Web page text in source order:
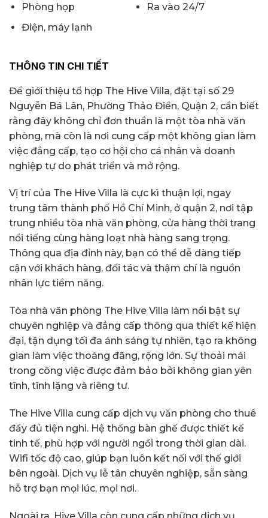
Phòng họp
Ra vào 24/7
Điện, máy lạnh
THÔNG TIN CHI TIẾT
Để giới thiệu tổ hợp The Hive Villa, đặt tại số 29
Nguyễn Bá Lân, Phường Thảo Điền, Quận 2, cần biết
rằng đây không chỉ đơn thuần là một tòa nhà văn
phòng, mà còn là nơi cung cấp một không gian làm
việc đẳng cấp, tạo cơ hội cho cá nhân và doanh
nghiệp tự do phát triển và mở rộng.
Vị trí của The Hive Villa là cực kì thuận lợi, ngay
trung tâm thành phố Hồ Chí Minh, ở quận 2, nơi tập
trung nhiều tòa nhà văn phòng, cửa hàng thời trang
nổi tiếng cùng hàng loạt nhà hàng sang trọng.
Thông qua địa đỉnh này, bạn có thể dễ dàng tiếp
cận với khách hàng, đối tác và thậm chí là nguồn
nhân lực tiềm năng.
Tòa nhà văn phòng The Hive Villa làm nổi bật sự
chuyên nghiệp và đẳng cấp thông qua thiết kế hiện
đại, tận dụng tối đa ánh sáng tự nhiên, tạo ra không
gian làm việc thoáng đãng, rộng lớn. Sự thoải mái
trong công việc được đảm bảo bởi không gian yên
tĩnh, tĩnh lặng và riêng tư.
The Hive Villa cung cấp dịch vụ văn phòng cho thuê
đầy đủ tiện nghi. Hệ thống bàn ghế được thiết kế
tinh tế, phù hợp với người ngồi trong thời gian dài.
Wifi tốc độ cao, giúp bạn luôn kết nối với thế giới
bên ngoài. Dịch vụ lễ tân chuyên nghiệp, sẵn sàng
hỗ trợ bạn mọi lúc, mọi nơi.